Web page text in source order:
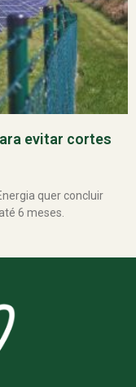
evitar cortes
quer concluir
6 meses.